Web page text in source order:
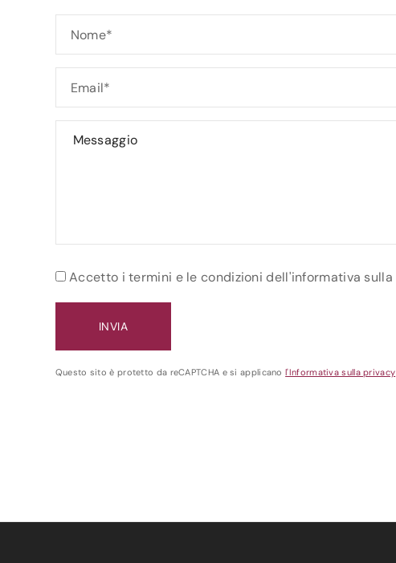
Accetto i termini e le condizioni dell'informativa sulla
Questo sito è protetto da reCAPTCHA e si applicanol'Informativa sulla privacy